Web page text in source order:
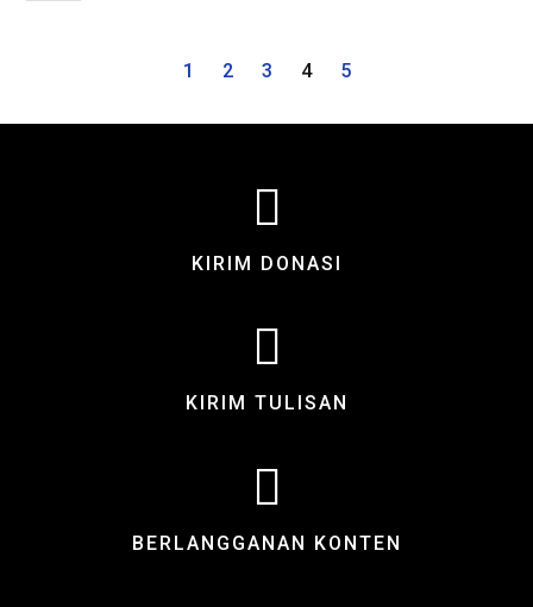
1 2 3 4 5
KIRIM DONASI
KIRIM TULISAN
BERLANGGANAN KONTEN